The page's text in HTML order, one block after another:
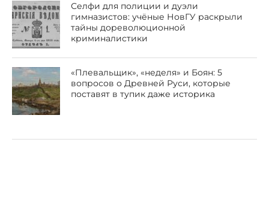
Селфи для полиции и дуэли
гимназистов: учёные НовГУ раскрыли
тайны дореволюционной
криминалистики
«Плевальщик», «неделя» и Боян: 5
вопросов о Древней Руси, которые
поставят в тупик даже историка